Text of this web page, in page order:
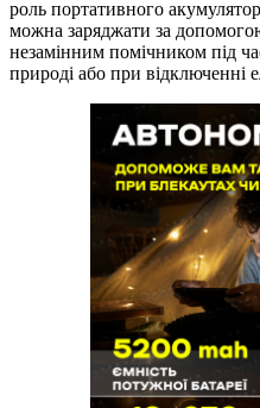
роль портативного
можна заряджати за
незамінним помічником під
природі або при відключенні